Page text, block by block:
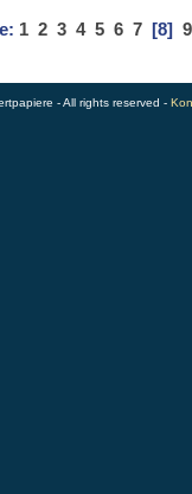
1 2 3 4 5 6 7 [8] 9
- All rights reserved -